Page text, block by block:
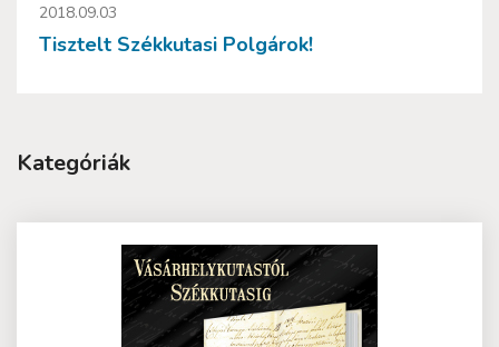
2018.09.03
Tisztelt Székkutasi Polgárok!
Kategóriák